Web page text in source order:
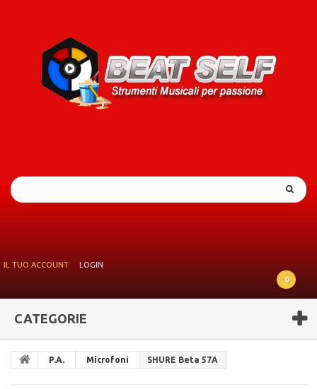
IL TUO ACCOUNT
LOGIN
0
CATEGORIE
P.A. Microfoni SHURE Beta 57A